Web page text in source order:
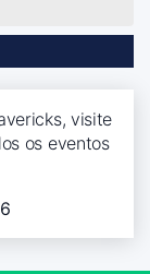
visite
os eventos